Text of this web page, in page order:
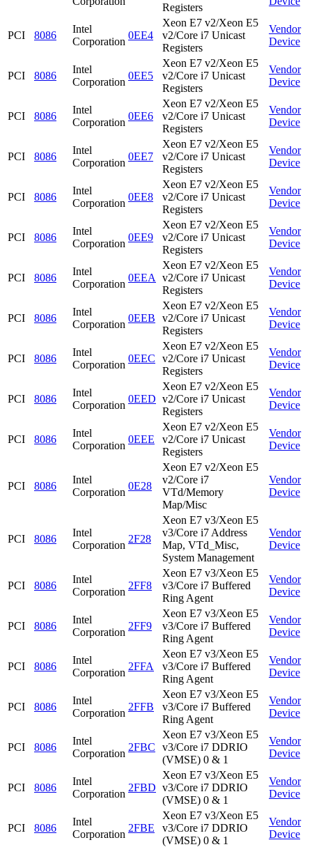
Registers
PCI 8086
Intel
Corporation
0EE4
Xeon E7 v2/Xeon E5
v2/Core i7 Unicast
Registers
Vendor
Device
PCI 8086
Intel
Corporation
0EE5
Xeon E7 v2/Xeon E5
v2/Core i7 Unicast
Registers
Vendor
Device
PCI 8086
Intel
Corporation
0EE6
Xeon E7 v2/Xeon E5
v2/Core i7 Unicast
Registers
Vendor
Device
PCI 8086
Intel
Corporation
0EE7
Xeon E7 v2/Xeon E5
v2/Core i7 Unicast
Registers
Vendor
Device
PCI 8086
Intel
Corporation
0EE8
Xeon E7 v2/Xeon E5
v2/Core i7 Unicast
Registers
Vendor
Device
PCI 8086
Intel
Corporation
0EE9
Xeon E7 v2/Xeon E5
v2/Core i7 Unicast
Registers
Vendor
Device
PCI 8086
Intel
Corporation
0EEA
Xeon E7 v2/Xeon E5
v2/Core i7 Unicast
Registers
Vendor
Device
PCI 8086
Intel
Corporation
0EEB
Xeon E7 v2/Xeon E5
v2/Core i7 Unicast
Registers
Vendor
Device
PCI 8086
Intel
Corporation
0EEC
Xeon E7 v2/Xeon E5
v2/Core i7 Unicast
Registers
Vendor
Device
PCI 8086
Intel
Corporation
0EED
Xeon E7 v2/Xeon E5
v2/Core i7 Unicast
Registers
Vendor
Device
PCI 8086
Intel
Corporation
0EEE
Xeon E7 v2/Xeon E5
v2/Core i7 Unicast
Registers
Vendor
Device
PCI 8086
Intel
Corporation
0E28
Xeon E7 v2/Xeon E5
v2/Core i7
VTd/Memory
Map/Misc
Vendor
Device
PCI 8086
Intel
Corporation
2F28
Xeon E7 v3/Xeon E5
v3/Core i7 Address
Map, VTd_Misc,
System Management
Vendor
Device
PCI 8086
Intel
Corporation
2FF8
Xeon E7 v3/Xeon E5
v3/Core i7 Buffered
Ring Agent
Vendor
Device
PCI 8086
Intel
Corporation
2FF9
Xeon E7 v3/Xeon E5
v3/Core i7 Buffered
Ring Agent
Vendor
Device
PCI 8086
Intel
Corporation
2FFA
Xeon E7 v3/Xeon E5
v3/Core i7 Buffered
Ring Agent
Vendor
Device
PCI 8086
Intel
Corporation
2FFB
Xeon E7 v3/Xeon E5
v3/Core i7 Buffered
Ring Agent
Vendor
Device
PCI 8086
Intel
Corporation
2FBC
Xeon E7 v3/Xeon E5
v3/Core i7 DDRIO
(VMSE) 0 & 1
Vendor
Device
PCI 8086
Intel
Corporation
2FBD
Xeon E7 v3/Xeon E5
v3/Core i7 DDRIO
(VMSE) 0 & 1
Vendor
Device
PCI 8086
Intel
Corporation
2FBE
Xeon E7 v3/Xeon E5
v3/Core i7 DDRIO
(VMSE) 0 & 1
Vendor
Device